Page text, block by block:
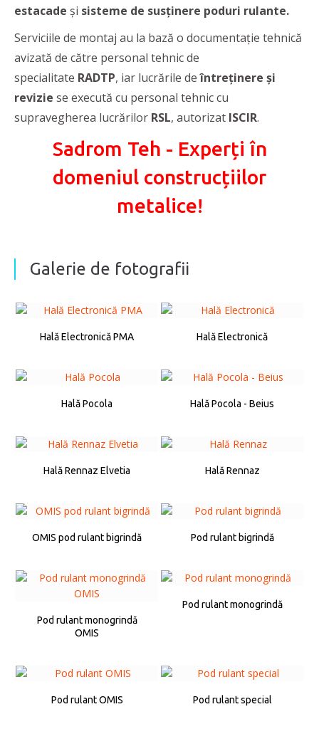
estacade și sisteme de susținere poduri rulante.
Serviciile de montaj au la bază o documentație tehnică
avizată de către personal tehnic de
specialitate RADTP, iar lucrările deîntreținere și
revizie se execută cu personal tehnic cu
supravegherea lucrărilor RSL, autorizat ISCIR.
Sadrom Teh - Experți în
domeniul construcțiilor
metalice!
Galerie de fotografii
Hală Electronică PMA Hală Electronică
Hală Pocola Hală Pocola - Beius
Hală Rennaz Elvetia Hală Rennaz
OMIS pod rulant bigrindă Pod rulant bigrindă
Pod rulant monogrindă
OMIS
Pod rulant monogrindă
Pod rulant OMIS Pod rulant special